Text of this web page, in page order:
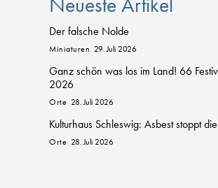
Der falsche Nolde
Miniaturen 29. Juli 2026
Ganz schön was los im Land! 66
2026
Orte 28. Juli 2026
Kulturhaus Schleswig: Asbest stoppt
Orte 28. Juli 2026